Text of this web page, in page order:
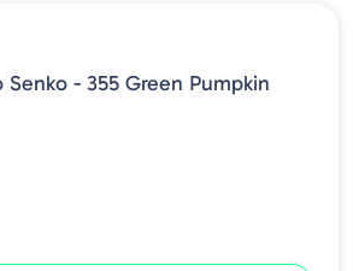
Senko - 355 Green Pumpkin